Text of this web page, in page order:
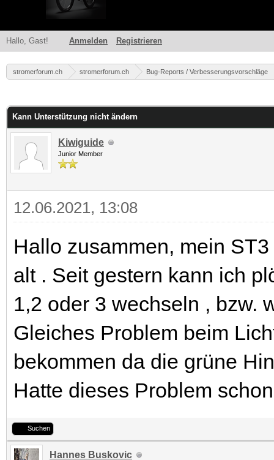
Hallo, Gast! Anmelden Registrieren
stromerforum.ch stromerforum.ch Bug-Reports / Verbesserungsvorschläge
Kann Unterstützung nicht ändern
Kiwiguide
Junior Member
12.06.2021, 13:08
Hallo zusammen, mein
alt . Seit gestern kann ich
1,2 oder 3 wechseln , bzw.
Gleiches Problem beim
bekommen da die grüne
Hatte dieses Problem
Suchen
Hannes Buskovic